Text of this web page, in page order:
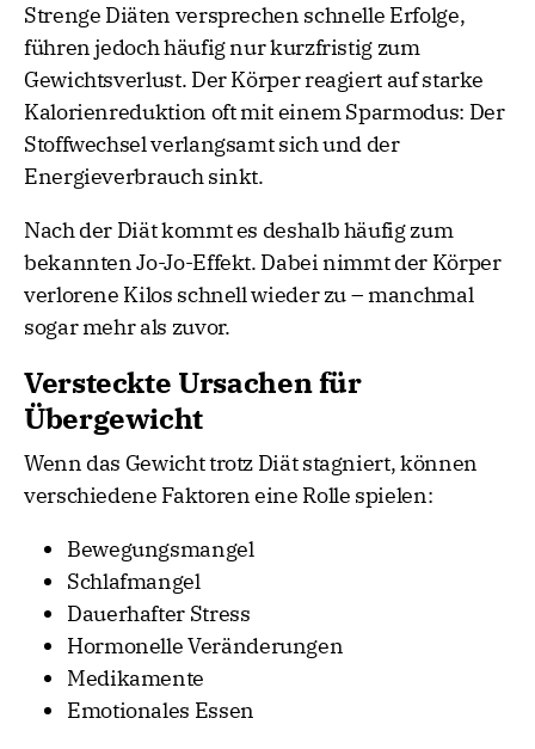
Strenge Diäten versprechen schnelle Erfolge,
führen jedoch häufig nur kurzfristig zum
Gewichtsverlust. Der Körper reagiert auf starke
Kalorienreduktion oft mit einem Sparmodus: Der
Stoffwechsel verlangsamt sich und der
Energieverbrauch sinkt.
Nach der Diät kommt es deshalb häufig zum
bekannten Jo-Jo-Effekt. Dabei nimmt der Körper
verlorene Kilos schnell wieder zu – manchmal
sogar mehr als zuvor.
Versteckte Ursachen für
Übergewicht
Wenn das Gewicht trotz Diät stagniert, können
verschiedene Faktoren eine Rolle spielen:
Bewegungsmangel
Schlafmangel
Dauerhafter Stress
Hormonelle Veränderungen
Medikamente
Emotionales Essen